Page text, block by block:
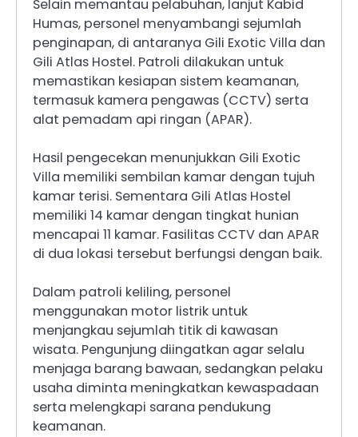
Selain memantau pelabuhan, lanjut Kabid
Humas, personel menyambangi sejumlah
penginapan, di antaranya Gili Exotic Villa dan
Gili Atlas Hostel. Patroli dilakukan untuk
memastikan kesiapan sistem keamanan,
termasuk kamera pengawas (CCTV) serta
alat pemadam api ringan (APAR).
Hasil pengecekan menunjukkan Gili Exotic
Villa memiliki sembilan kamar dengan tujuh
kamar terisi. Sementara Gili Atlas Hostel
memiliki 14 kamar dengan tingkat hunian
mencapai 11 kamar. Fasilitas CCTV dan APAR
di dua lokasi tersebut berfungsi dengan baik.
Dalam patroli keliling, personel
menggunakan motor listrik untuk
menjangkau sejumlah titik di kawasan
wisata. Pengunjung diingatkan agar selalu
menjaga barang bawaan, sedangkan pelaku
usaha diminta meningkatkan kewaspadaan
serta melengkapi sarana pendukung
keamanan.